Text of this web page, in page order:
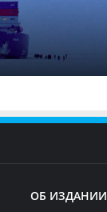
ОБ ИЗДАНИИ